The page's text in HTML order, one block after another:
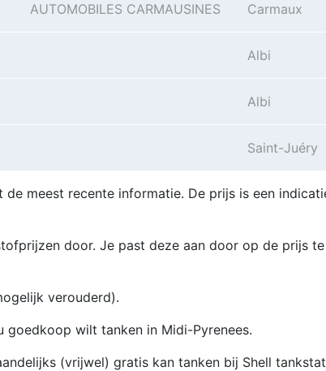
AUTOMOBILES CARMAUSINES Carmaux
Albi
Albi
Saint-Juéry
meest recente informatie. De prijs is een
door. Je past deze aan door op de prijs te
verouderd).
goedkoop wilt tanken in Midi-Pyrenees.
(vrijwel) gratis kan tanken bij Shell